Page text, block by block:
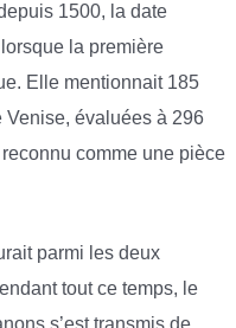
1500, la date
la première
Elle mentionnait 185
évaluées à 296
comme une pièce
parmi les deux
tout ce temps, le
s’est transmis de